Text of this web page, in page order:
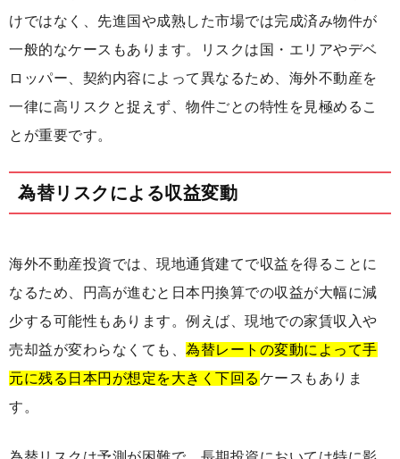
けではなく、先進国や成熟した市場では完成済み物件が
一般的なケースもあります。リスクは国・エリアやデベ
ロッパー、契約内容によって異なるため、海外不動産を
一律に高リスクと捉えず、物件ごとの特性を見極めるこ
とが重要です。
為替リスクによる収益変動
海外不動産投資では、現地通貨建てで収益を得ることに
なるため、円高が進むと日本円換算での収益が大幅に減
少する可能性もあります。例えば、現地での家賃収入や
売却益が変わらなくても、 為替レートの変動によって手
元に残る日本円が想定を大きく下回るケースもありま
す。